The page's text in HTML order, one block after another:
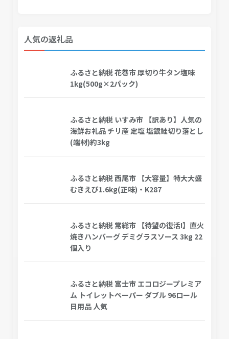
人気の返礼品
ふるさと納税 花巻市 厚切り牛タン塩味
1kg(500g×2パック)
ふるさと納税 いすみ市 【訳あり】人気の
海鮮お礼品 チリ産 定塩 塩銀鮭切り落とし
(端材)約3kg
ふるさと納税 西尾市 【大容量】特大大盛
むきえび1.6kg(正味)・K287
ふるさと納税 常総市 【待望の復活!】直火
焼きハンバーグ デミグラスソース 3kg 22
個入り
ふるさと納税 富士市 エコロジープレミア
ム トイレットペーパー ダブル 96ロール
日用品 人気